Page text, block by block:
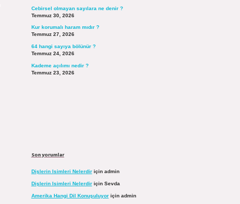
Cebirsel olmayan sayılara ne denir ?
Temmuz 30, 2026
Kur korumalı haram mıdır ?
Temmuz 27, 2026
64 hangi sayıya bölünür ?
Temmuz 24, 2026
Kademe açılımı nedir ?
Temmuz 23, 2026
Son yorumlar
Dişlerin Isimleri Nelerdiriçin admin
Dişlerin Isimleri Nelerdiriçin Sevda
Amerika Hangi Dil Konuşuluyoriçin admin